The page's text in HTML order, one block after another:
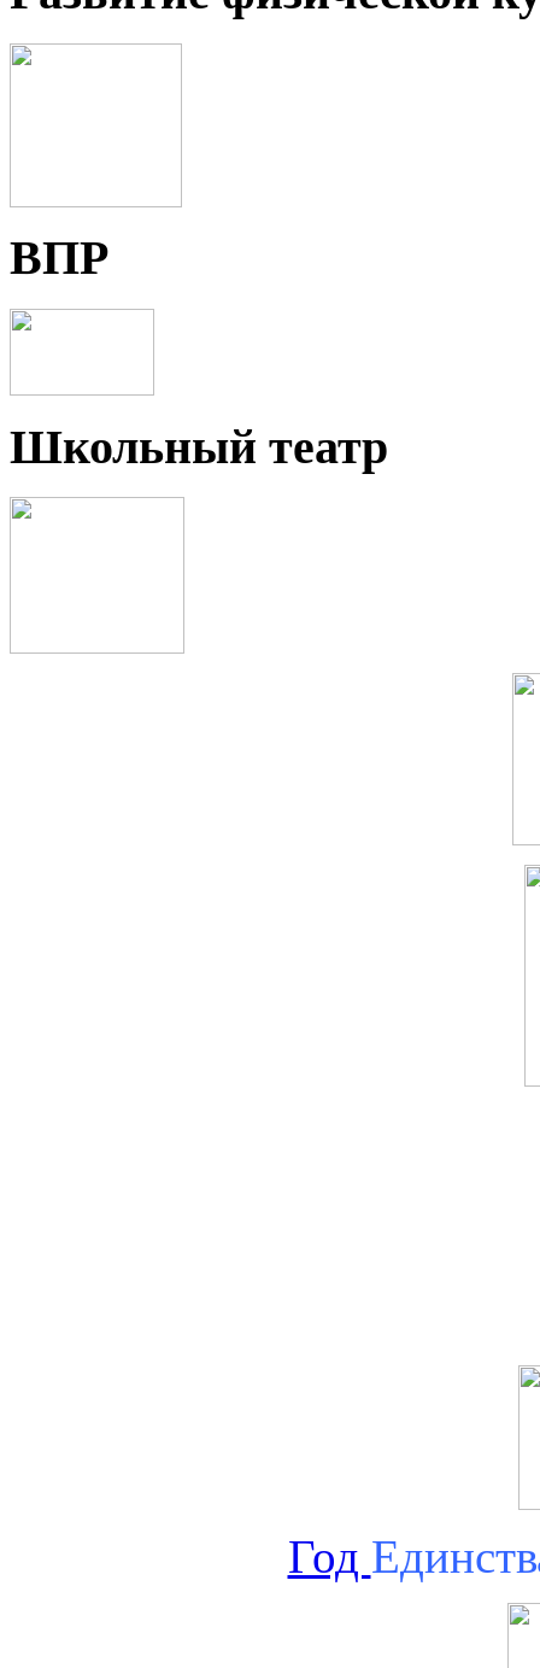
ВПР
Школьный театр
Год